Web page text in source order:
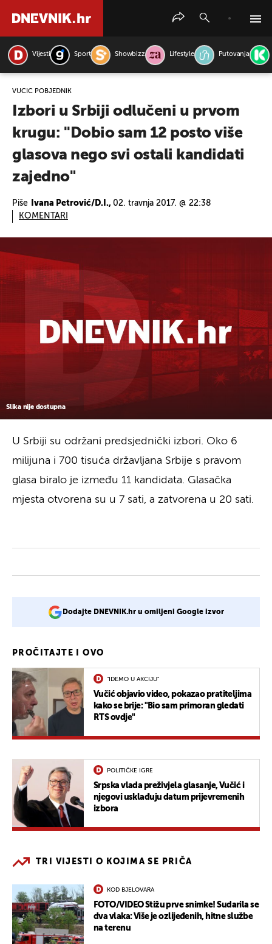
Vijesti Sport Showbizz Lifestyle Putovanja
VUČIĆ POBJEDNIK
Izbori u Srbiji odlučeni u prvom
krugu: ''Dobio sam 12 posto više
glasova nego svi ostali kandidati
zajedno"
Piše Ivana Petrović/D.I., 02. travnja 2017. @ 22:38
KOMENTARI
Slika nije dostupna
U Srbiji su održani predsjednički izbori. Oko 6
milijuna i 700 tisuća državljana Srbije s pravom
glasa biralo je između 11 kandidata. Glasačka
mjesta otvorena su u 7 sati, a zatvorena u 20 sati.
Dodajte DNEVNIK.hr u omiljeni Google izvor
PROČITAJTE I OVO
"IDEMO U AKCIJU"
Vučić objavio video, pokazao pratiteljima
kako se brije: "Bio sam primoran gledati
RTS ovdje"
POLITIČKE IGRE
Srpska vlada preživjela glasanje, Vučić i
njegovi usklađuju datum prijevremenih
izbora
TRI VIJESTI O KOJIMA SE PRIČA
KOD BJELOVARA
FOTO/VIDEO Stižu prve snimke! Sudarila se
dva vlaka: Više je ozlijeđenih, hitne službe
na terenu
PRETRAŽITE VIJESTI